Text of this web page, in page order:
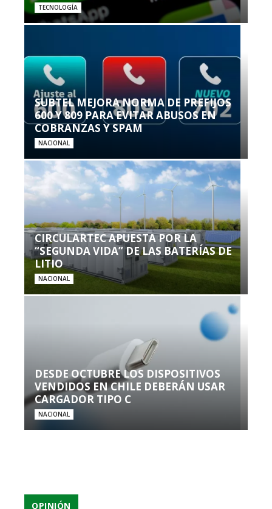
TECNOLOGÍA
SUBTEL MEJORA NORMA DE PREFIJOS
600 Y 809 PARA EVITAR ABUSOS EN
COBRANZAS Y SPAM
NACIONAL
CIRCULARTEC APUESTA POR LA
“SEGUNDA VIDA” DE LAS BATERÍAS DE
LITIO
NACIONAL
DESDE OCTUBRE LOS DISPOSITIVOS
VENDIDOS EN CHILE DEBERÁN USAR
CARGADOR TIPO C
NACIONAL
OPINIÓN